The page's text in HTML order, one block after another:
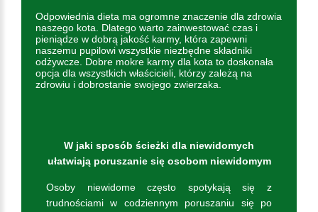
Odpowiednia dieta ma ogromne znaczenie dla zdrowia
naszego kota. Dlatego warto zainwestować czas i
pieniądze w dobrą jakość karmy, która zapewni
naszemu pupilowi wszystkie niezbędne składniki
odżywcze. Dobre mokre karmy dla kota to doskonała
opcja dla wszystkich właścicieli, którzy zależą na
zdrowiu i dobrostanie swojego zwierzaka.
W jaki sposób ścieżki dla niewidomych
ułatwiają poruszanie się osobom niewidomym
Osoby niewidome często spotykają się z
trudnościami w codziennym poruszaniu się po